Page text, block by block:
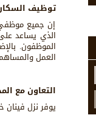
توظيف السكان
إن جميع موظفي
الذي يساعد
الموظفون.
العمل
التعاون مع
يوفر نزل